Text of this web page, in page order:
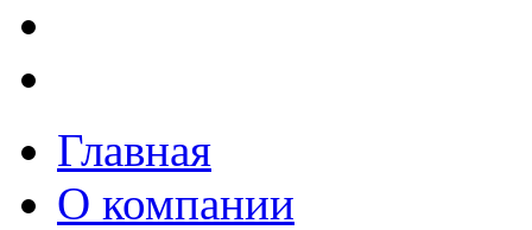
Главная
О компании